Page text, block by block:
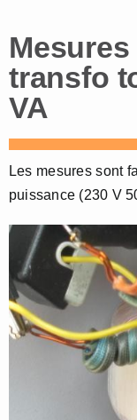
transfo
VA
Les mesures sont
puissance (230 V